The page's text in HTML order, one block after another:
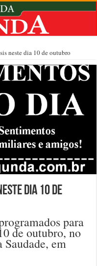
neste dia 10 de outubro
dia 10 de
para
de outubro, no
em